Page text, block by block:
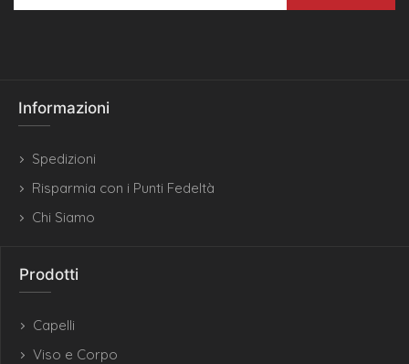
Informazioni
Spedizioni
Risparmia con i Punti Fedeltà
Chi Siamo
Prodotti
Capelli
Viso e Corpo